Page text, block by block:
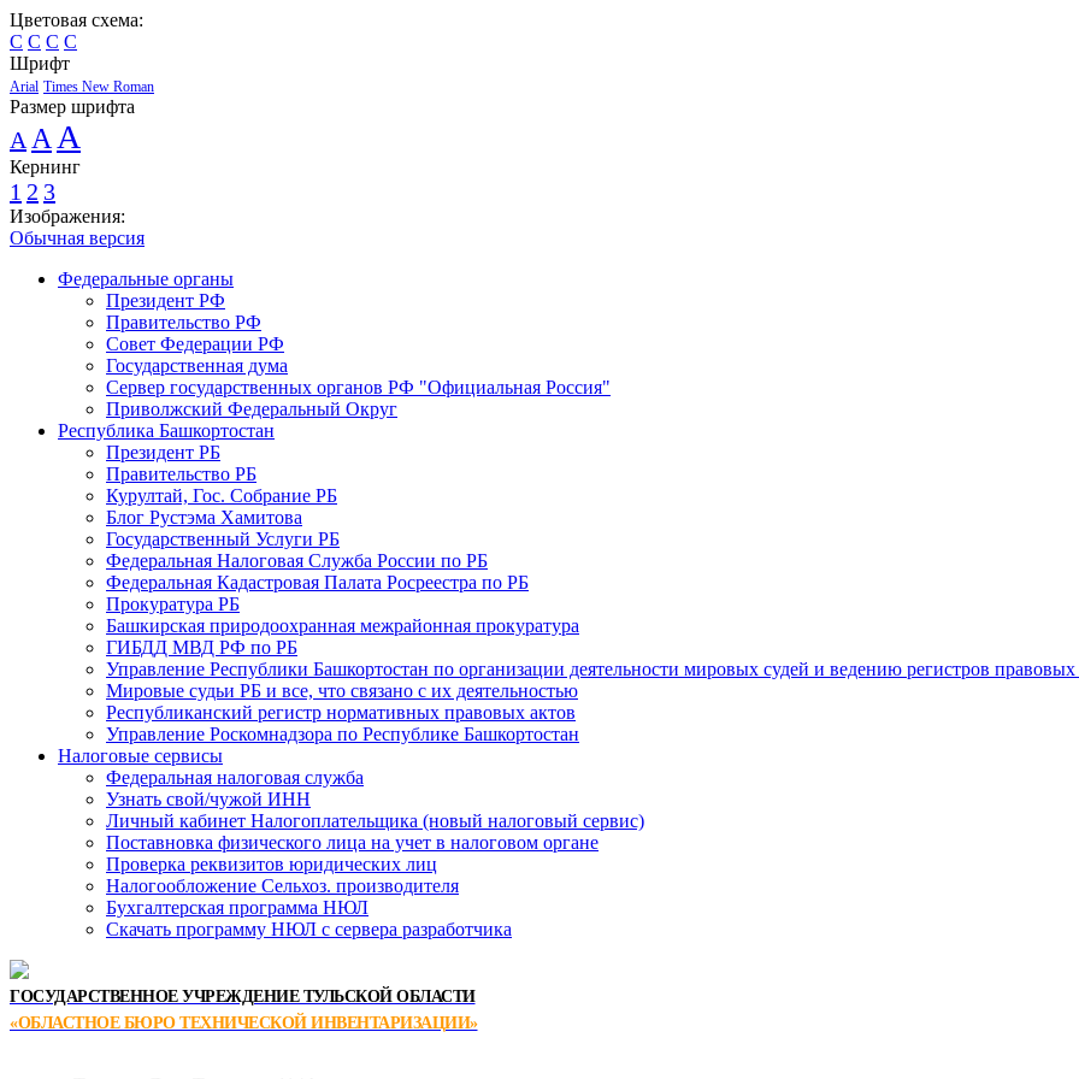
Цветовая схема:
C C C C
Шрифт
Arial Times New Roman
Размер шрифта
A A A
Кернинг
1 2 3
Изображения:
Обычная версия
Федеральные органы
Президент РФ
Правительство РФ
Совет Федерации РФ
Государственная дума
Сервер государственных органов РФ "Официальная Россия"
Приволжский Федеральный Округ
Республика Башкортостан
Президент РБ
Правительство РБ
Курултай, Гос. Собрание РБ
Блог Рустэма Хамитова
Государственный Услуги РБ
Федеральная Налоговая Служба России по РБ
Федеральная Кадастровая Палата Росреестра по РБ
Прокуратура РБ
Башкирская природоохранная межрайонная прокуратура
ГИБДД МВД РФ по РБ
Управление Республики Башкортостан по организации деятельности мировых судей и ведению регистров правовых
Мировые судьи РБ и все, что связано с их деятельностью
Республиканский регистр нормативных правовых актов
Управление Роскомнадзора по Республике Башкортостан
Налоговые сервисы
Федеральная налоговая служба
Узнать свой/чужой ИНН
Личный кабинет Налогоплательщика (новый налоговый сервис)
Поставновка физического лица на учет в налоговом органе
Проверка реквизитов юридических лиц
Налогообложение Сельхоз. производителя
Бухгалтерская программа НЮЛ
Скачать программу НЮЛ с сервера разработчика
ГОСУДАРСТВЕННОЕ УЧРЕЖДЕНИЕ ТУЛЬСКОЙ ОБЛАСТИ
«ОБЛАСТНОЕ БЮРО ТЕХНИЧЕСКОЙ ИНВЕНТАРИЗАЦИИ»